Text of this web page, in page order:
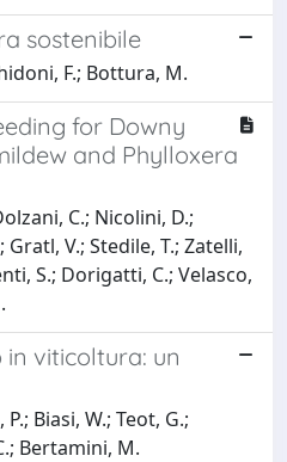
sostenibile
F.; Bottura, M.
for Downy
and Phylloxera
C.; Nicolini, D.;
V.; Stedile, T.; Zatelli,
S.; Dorigatti, C.; Velasco,
viticoltura: un
Biasi, W.; Teot, G.;
Bertamini, M.